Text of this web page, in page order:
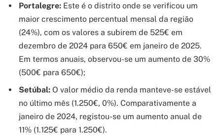
Portalegre: Este é o distrito onde se verificou um
maior crescimento percentual mensal da região
(24%), com os valores a subirem de 525€ em
dezembro de 2024 para 650€ em janeiro de 2025.
Em termos anuais, observou-se um aumento de 30%
(500€ para 650€);
Setúbal: O valor médio da renda manteve-se estável
no último mês (1.250€, 0%). Comparativamente a
janeiro de 2024, registou-se um aumento anual de
11% (1.125€ para 1.250€).